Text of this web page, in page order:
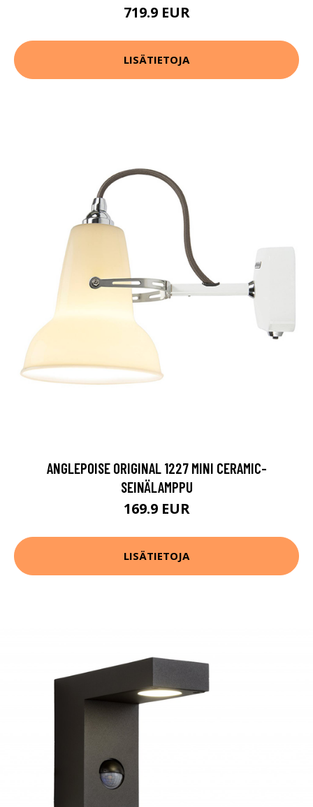
719.9 EUR
LISÄTIETOJA
ANGLEPOISE ORIGINAL 1227 MINI CERAMIC-
SEINÄLAMPPU
169.9 EUR
LISÄTIETOJA